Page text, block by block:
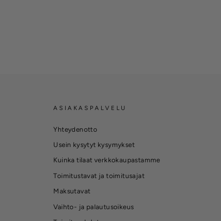
ASIAKASPALVELU
Yhteydenotto
Usein kysytyt kysymykset
Kuinka tilaat verkkokaupastamme
Toimitustavat ja toimitusajat
Maksutavat
Vaihto- ja palautusoikeus